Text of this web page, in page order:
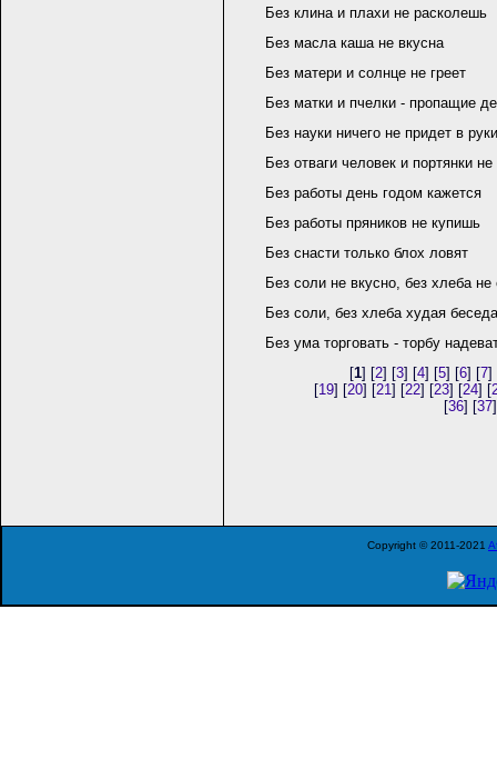
Без клина и плахи не расколешь
Без масла каша не вкусна
Без матери и солнце не греет
Без матки и пчелки - пропащие
Без науки ничего не придет в руки
Без отваги человек и портянки не
Без работы день годом кажется
Без работы пряников не купишь
Без снасти только блох ловят
Без соли не вкусно, без хлеба не
Без соли, без хлеба худая беседа
Без ума торговать - торбу
[1] [2] [3] [4] [5] [6] [7]
[19] [20] [21] [22] [23] [24] [
[36] [37
Copyright © 2011-2021